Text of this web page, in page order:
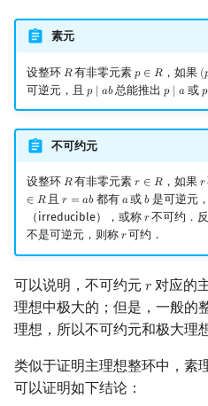
素元
设整环 𝑅
R有非零元素𝑝 ∈ 𝑅
p ∈ R ，如果 (
(
可逆元，且 𝑝 ∣ 𝑎𝑏
p ab 总能推出𝑝 ∣ 𝑎
p a 或𝑝
p
不可约元
设整环 𝑅
R有非零元素𝑟 ∈ 𝑅
r∈R ，如果 𝑟
r
∈ 𝑅且𝑟 = 𝑎𝑏
r=ab 都有 𝑎
a或𝑏
b是可逆元
（irreducible），或称 𝑟
r不可约．
不是可逆元，则称 𝑟
r可约．
可以说明，不可约元 𝑟
r 对应的
理想中极大的；但是，一般的
理想，所以不可约元和极大理
类似于证明主理想整环中，素
可以证明如下结论：